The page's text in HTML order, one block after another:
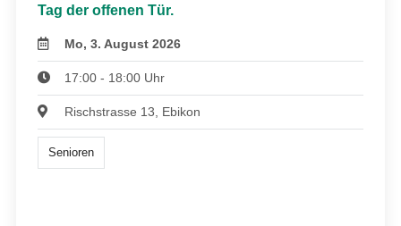
Tag der offenen Tür.
Mo, 3. August 2026
17:00 - 18:00 Uhr
Rischstrasse 13, Ebikon
Senioren